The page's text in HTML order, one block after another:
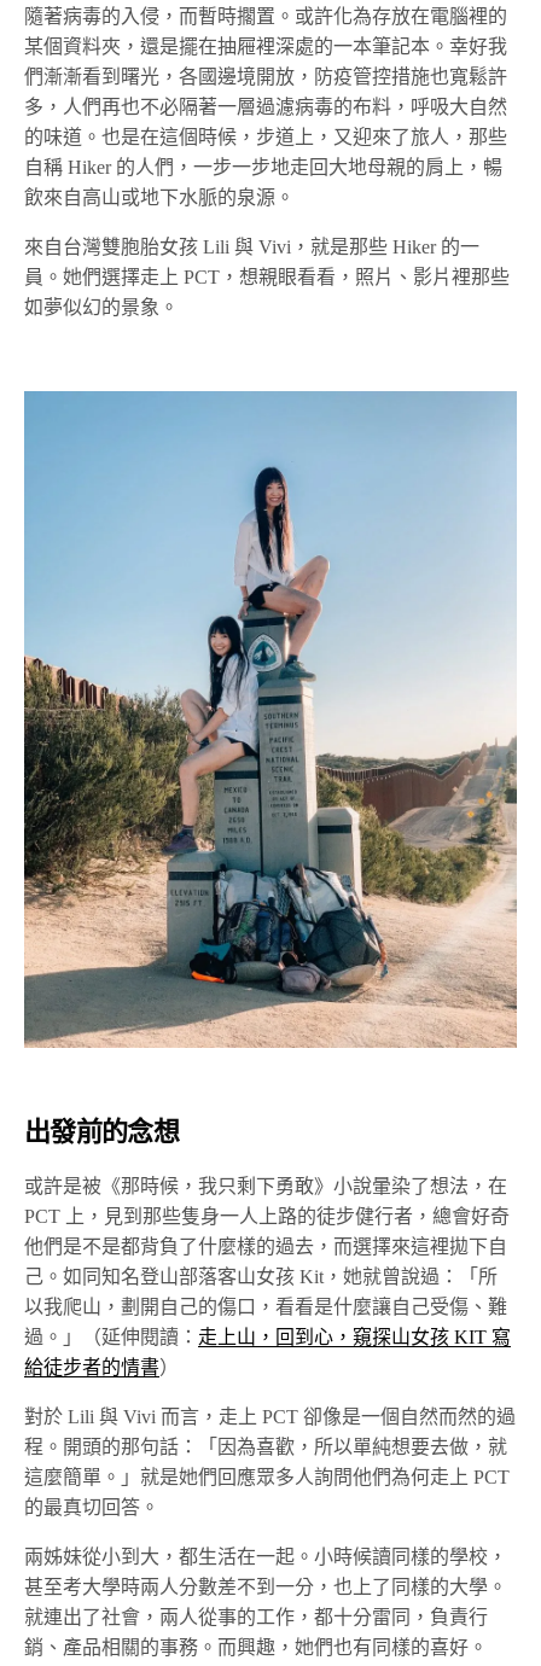
隨著病毒的入侵，而暫時擱置。或許化為存放在電腦裡的
某個資料夾，還是擺在抽屜裡深處的一本筆記本。幸好我
們漸漸看到曙光，各國邊境開放，防疫管控措施也寬鬆許
多，人們再也不必隔著一層過濾病毒的布料，呼吸大自然
的味道。也是在這個時候，步道上，又迎來了旅人，那些
自稱 Hiker 的人們，一步一步地走回大地母親的肩上，暢
飲來自高山或地下水脈的泉源。
來自台灣雙胞胎女孩 Lili 與 Vivi，就是那些 Hiker 的一
員。她們選擇走上 PCT，想親眼看看，照片、影片裡那些
如夢似幻的景象。
出發前的念想
或許是被《那時候，我只剩下勇敢》小說暈染了想法，在
PCT 上，見到那些隻身一人上路的徒步健行者，總會好奇
他們是不是都背負了什麼樣的過去，而選擇來這裡拋下自
己。如同知名登山部落客山女孩 Kit，她就曾說過：「所
以我爬山，劃開自己的傷口，看看是什麼讓自己受傷、難
過。」（延伸閱讀： 走上山，回到心，窺探山女孩 KIT 寫
給徒步者的情書）
對於 Lili 與 Vivi 而言，走上 PCT 卻像是一個自然而然的過
程。開頭的那句話：「因為喜歡，所以單純想要去做，就
這麼簡單。」就是她們回應眾多人詢問他們為何走上 PCT
的最真切回答。
兩姊妹從小到大，都生活在一起。小時候讀同樣的學校，
甚至考大學時兩人分數差不到一分，也上了同樣的大學。
就連出了社會，兩人從事的工作，都十分雷同，負責行
銷、產品相關的事務。而興趣，她們也有同樣的喜好。